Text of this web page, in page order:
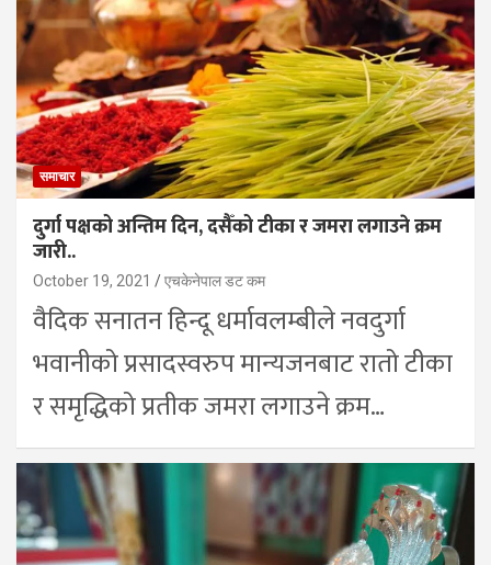
समाचार
दुर्गा पक्षको अन्तिम दिन, दसैँको टीका र जमरा लगाउने क्रम
जारी..
October 19, 2021 एचकेनेपाल डट कम
वैदिक सनातन हिन्दू धर्मावलम्बीले नवदुर्गा
भवानीको प्रसादस्वरुप मान्यजनबाट रातो टीका
र समृद्धिको प्रतीक जमरा लगाउने क्रम…